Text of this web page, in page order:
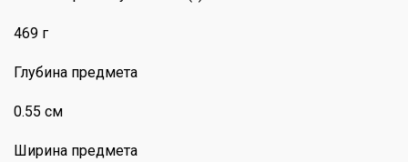
469 г
Глубина предмета
0.55 см
Ширина предмета